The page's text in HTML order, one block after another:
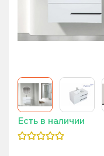
Есть в наличии